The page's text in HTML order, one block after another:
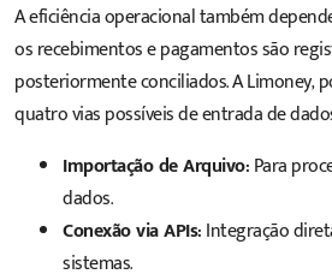
A eficiência operacional também
os recebimentos e pagamentos são
posteriormente conciliados. A Limoney,
quatro vias possíveis de entrada de
Importação de Arquivo:Para
dados.
Conexão via APIs:Integração
sistemas.